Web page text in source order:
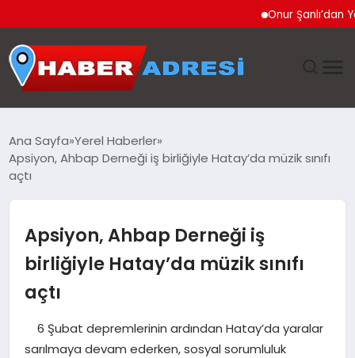
Onur Şanlı’dan
GÜNDEM
EKONOMI
TEKNOLOJI
EĞITIM
Ana Sayfa Yerel Haberler
Apsiyon, Ahbap Derneği iş birliğiyle Hatay’da müzik sınıfı
açtı
Apsiyon, Ahbap Derneği iş
birliğiyle Hatay’da müzik sınıfı
açtı
6 Şubat depremlerinin ardından Hatay’da yaralar
sarılmaya devam ederken, sosyal sorumluluk